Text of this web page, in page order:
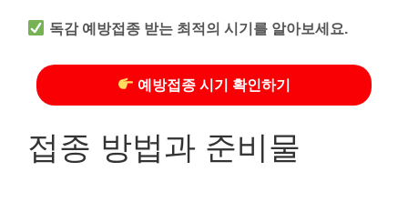
독감 예방접종 받는 최적의 시기를 알아보세요.
예방접종 시기 확인하기
접종 방법과 준비물